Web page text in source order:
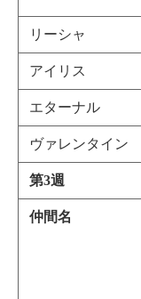
リーシャ
アイリス
エターナル
ヴァレンタイン
第3週
仲間名